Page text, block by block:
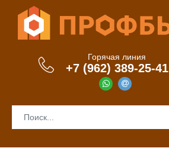
Горячая линия
+7 (962) 389-25-41